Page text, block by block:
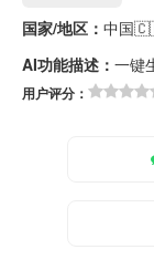
国家/地区： 中国
AI功能描述： 一键
用户评分：